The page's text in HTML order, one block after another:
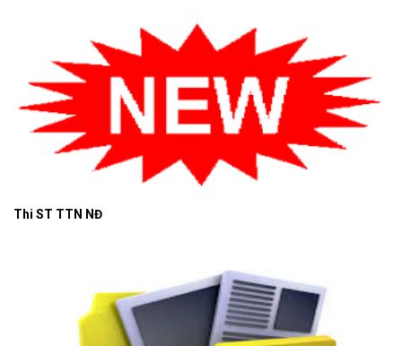
Thi ST TTN NĐ